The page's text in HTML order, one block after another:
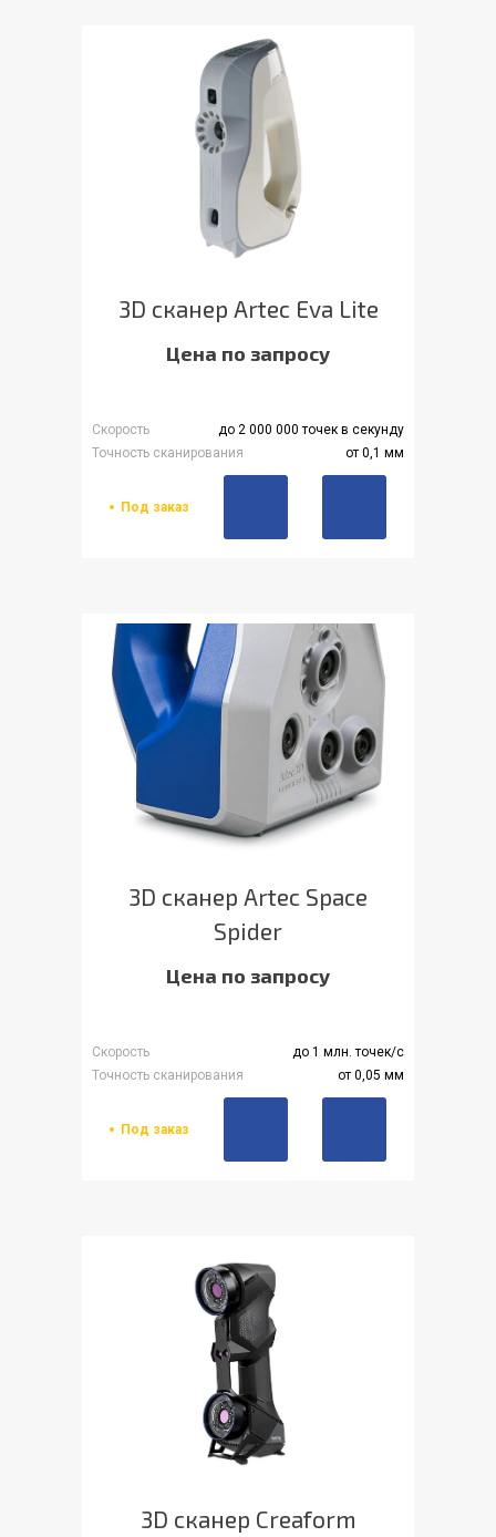
3D сканер Artec Eva Lite
Цена по запросу
Скорость
до 2 000 000 точек в секунду
Точность сканирования
от 0,1 мм
Под заказ
3D сканер Artec Space
Spider
Цена по запросу
Скорость
до 1 млн. точек/с
Точность сканирования
от 0,05 мм
Под заказ
3D сканер Creaform